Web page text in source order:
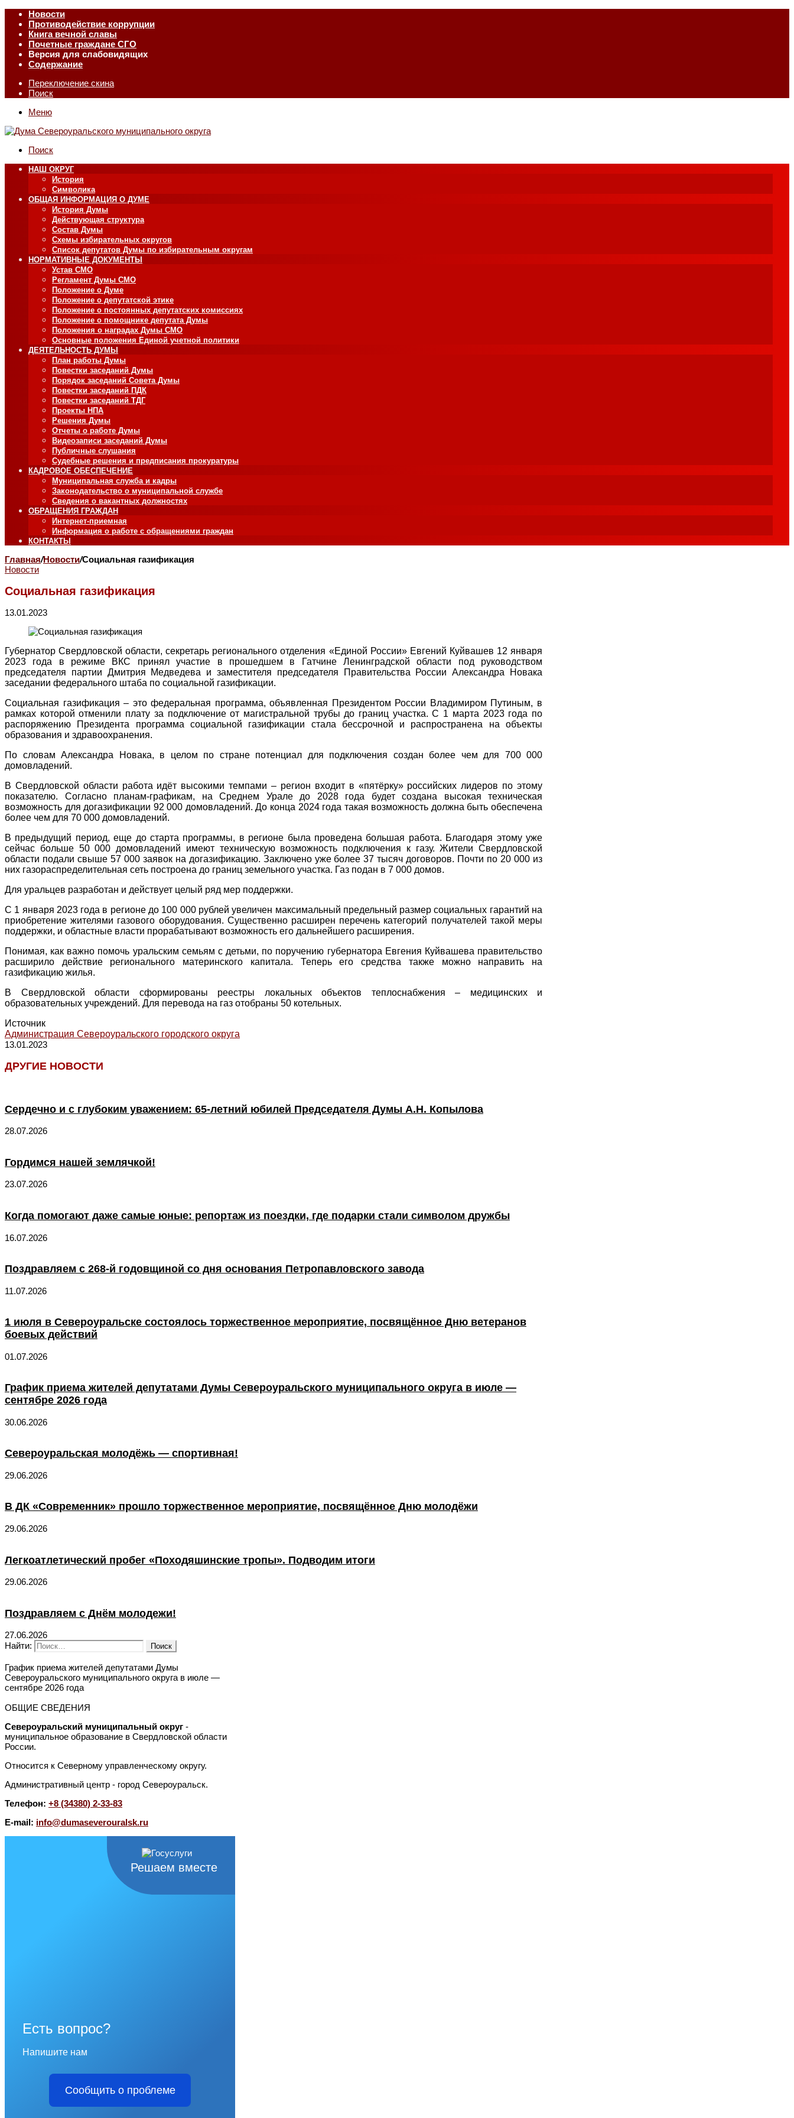
Новости
Противодействие коррупции
Книга вечной славы
Почетные граждане СГО
Версия для слабовидящих
Содержание
Переключение скина
Поиск
Меню
Поиск
НАШ ОКРУГ
История
Символика
ОБЩАЯ ИНФОРМАЦИЯ О ДУМЕ
История Думы
Действующая структура
Состав Думы
Схемы избирательных округов
Список депутатов Думы по избирательным округам
НОРМАТИВНЫЕ ДОКУМЕНТЫ
Устав СМО
Регламент Думы СМО
Положение о Думе
Положение о депутатской этике
Положение о постоянных депутатских комиссиях
Положение о помощнике депутата Думы
Положения о наградах Думы СМО
Основные положения Единой учетной политики
ДЕЯТЕЛЬНОСТЬ ДУМЫ
План работы Думы
Повестки заседаний Думы
Порядок заседаний Совета Думы
Повестки заседаний ПДК
Повестки заседаний ТДГ
Проекты НПА
Решения Думы
Отчеты о работе Думы
Видеозаписи заседаний Думы
Публичные слушания
Судебные решения и предписания прокуратуры
КАДРОВОЕ ОБЕСПЕЧЕНИЕ
Муниципальная служба и кадры
Законодательство о муниципальной службе
Сведения о вакантных должностях
ОБРАЩЕНИЯ ГРАЖДАН
Интернет-приемная
Информация о работе с обращениями граждан
КОНТАКТЫ
Главная/Новости/Социальная газификация
Новости
Социальная газификация
13.01.2023
Губернатор Свердловской области, секретарь регионального отделения «Единой России» Евгений Куйвашев 12 января
2023 года в режиме ВКС принял участие в прошедшем в Гатчине Ленинградской области под руководством
председателя партии Дмитрия Медведева и заместителя председателя Правительства России Александра Новака
заседании федерального штаба по социальной газификации.
Социальная газификация – это федеральная программа, объявленная Президентом России Владимиром Путиным, в
рамках которой отменили плату за подключение от магистральной трубы до границ участка. С 1 марта 2023 года по
распоряжению Президента программа социальной газификации стала бессрочной и распространена на объекты
образования и здравоохранения.
По словам Александра Новака, в целом по стране потенциал для подключения создан более чем для 700 000
домовладений.
В Свердловской области работа идёт высокими темпами – регион входит в «пятёрку» российских лидеров по этому
показателю. Согласно планам-графикам, на Среднем Урале до 2028 года будет создана высокая техническая
возможность для догазификации 92 000 домовладений. До конца 2024 года такая возможность должна быть обеспечена
более чем для 70 000 домовладений.
В предыдущий период, еще до старта программы, в регионе была проведена большая работа. Благодаря этому уже
сейчас больше 50 000 домовладений имеют техническую возможность подключения к газу. Жители Свердловской
области подали свыше 57 000 заявок на догазификацию. Заключено уже более 37 тысяч договоров. Почти по 20 000 из
них газораспределительная сеть построена до границ земельного участка. Газ подан в 7 000 домов.
Для уральцев разработан и действует целый ряд мер поддержки.
С 1 января 2023 года в регионе до 100 000 рублей увеличен максимальный предельный размер социальных гарантий на
приобретение жителями газового оборудования. Существенно расширен перечень категорий получателей такой меры
поддержки, и областные власти прорабатывают возможность его дальнейшего расширения.
Понимая, как важно помочь уральским семьям с детьми, по поручению губернатора Евгения Куйвашева правительство
расширило действие регионального материнского капитала. Теперь его средства также можно направить на
газификацию жилья.
В Свердловской области сформированы реестры локальных объектов теплоснабжения – медицинских и
образовательных учреждений. Для перевода на газ отобраны 50 котельных.
Источник
Администрация Североуральского городского округа
13.01.2023
ДРУГИЕ НОВОСТИ
Сердечно и с глубоким уважением: 65-летний юбилей Председателя Думы А.Н. Копылова
28.07.2026
Гордимся нашей землячкой!
23.07.2026
Когда помогают даже самые юные: репортаж из поездки, где подарки стали символом дружбы
16.07.2026
Поздравляем с 268-й годовщиной со дня основания Петропавловского завода
11.07.2026
1 июля в Североуральске состоялось торжественное мероприятие, посвящённое Дню ветеранов
боевых действий
01.07.2026
График приема жителей депутатами Думы Североуральского муниципального округа в июле —
сентябре 2026 года
30.06.2026
Североуральская молодёжь — спортивная!
29.06.2026
В ДК «Современник» прошло торжественное мероприятие, посвящённое Дню молодёжи
29.06.2026
Легкоатлетический пробег «Походяшинские тропы». Подводим итоги
29.06.2026
Поздравляем с Днём молодежи!
27.06.2026
Найти:
График приема жителей депутатами Думы
Североуральского муниципального округа в июле —
сентябре 2026 года
ОБЩИЕ СВЕДЕНИЯ
Североуральский муниципальный округ -
муниципальное образование в Свердловской области
России.
Относится к Северному управленческому округу.
Административный центр - город Североуральск.
Телефон: +8 (34380) 2-33-83
E-mail: info@dumaseverouralsk.ru
Решаем вместе
Есть вопрос?
Напишите нам
Сообщить о проблеме